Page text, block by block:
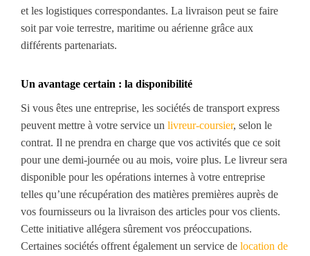
et les logistiques correspondantes. La livraison peut se faire
soit par voie terrestre, maritime ou aérienne grâce aux
différents partenariats.
Un avantage certain : la disponibilité
Si vous êtes une entreprise, les sociétés de transport express
peuvent mettre à votre service un livreur-coursier, selon le
contrat. Il ne prendra en charge que vos activités que ce soit
pour une demi-journée ou au mois, voire plus. Le livreur sera
disponible pour les opérations internes à votre entreprise
telles qu’une récupération des matières premières auprès de
vos fournisseurs ou la livraison des articles pour vos clients.
Cette initiative allégera sûrement vos préoccupations.
Certaines sociétés offrent également un service de location de